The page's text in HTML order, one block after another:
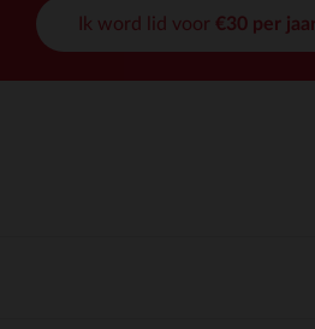
aan te passen en te
Ik word lid voor €30 per